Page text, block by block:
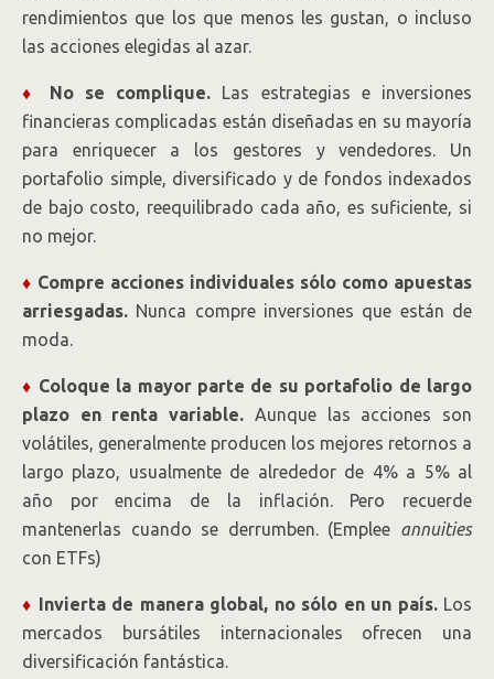
rendimientos que los que menos les gustan, o incluso
las acciones elegidas al azar.
♦ No se complique. Las estrategias e inversiones
financieras complicadas están diseñadas en su mayoría
para enriquecer a los gestores y vendedores. Un
portafolio simple, diversificado y de fondos indexados
de bajo costo, reequilibrado cada año, es suficiente, si
no mejor.
♦ Compre acciones individuales sólo como apuestas
arriesgadas. Nunca compre inversiones que están de
moda.
♦ Coloque la mayor parte de su portafolio de largo
plazo en renta variable. Aunque las acciones son
volátiles, generalmente producen los mejores retornos a
largo plazo, usualmente de alrededor de 4% a 5% al
año por encima de la inflación. Pero recuerde
mantenerlas cuando se derrumben. (Emplee annuities
con ETFs)
♦ Invierta de manera global, no sólo en un país.Los
mercados bursátiles internacionales ofrecen una
diversificación fantástica.